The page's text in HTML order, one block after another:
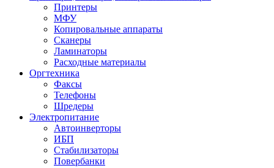
Принтеры
МФУ
Копировальные аппараты
Сканеры
Ламинаторы
Расходные материалы
Оргтехника
Факсы
Телефоны
Шредеры
Электропитание
Автоинверторы
ИБП
Стабилизаторы
Повербанки